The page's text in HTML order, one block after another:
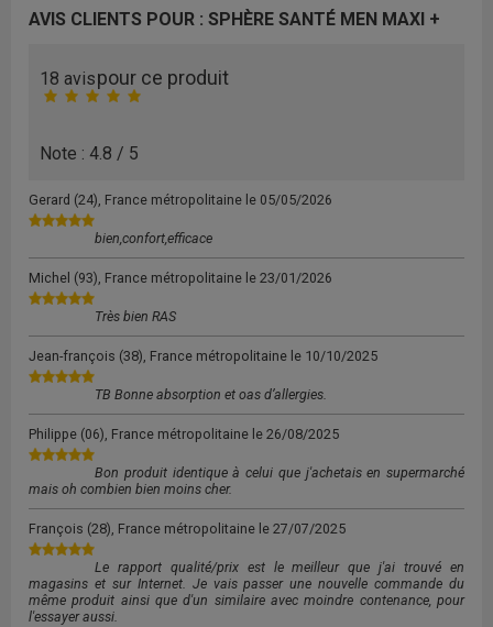
AVIS CLIENTS POUR : SPHÈRE SANTÉ MEN MAXI +
18 avispour ce produit
Note : 4.8 / 5
Gerard (24), France métropolitaine le 05/05/2026
bien,confort,efficace
Michel (93), France métropolitaine le 23/01/2026
Très bien RAS
Jean-françois (38), France métropolitaine le 10/10/2025
TB Bonne absorption et oas d’allergies.
Philippe (06), France métropolitaine le 26/08/2025
Bon produit identique à celui que j'achetais en supermarché
mais oh combien bien moins cher.
François (28), France métropolitaine le 27/07/2025
Le rapport qualité/prix est le meilleur que j'ai trouvé en
magasins et sur Internet. Je vais passer une nouvelle commande du
même produit ainsi que d'un similaire avec moindre contenance, pour
l'essayer aussi.